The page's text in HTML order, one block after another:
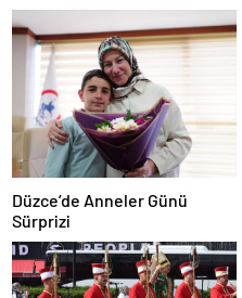
Düzce’de Anneler Günü
Sürprizi